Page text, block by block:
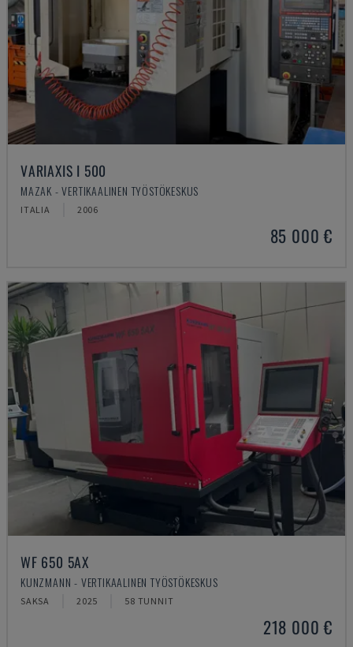
VARIAXIS I 500
MAZAK - VERTIKAALINEN TYÖSTÖKESKUS
ITALIA 2006
85 000 €
WF 650 5AX
KUNZMANN - VERTIKAALINEN TYÖSTÖKESKUS
SAKSA 2025 58 TUNNIT
218 000 €